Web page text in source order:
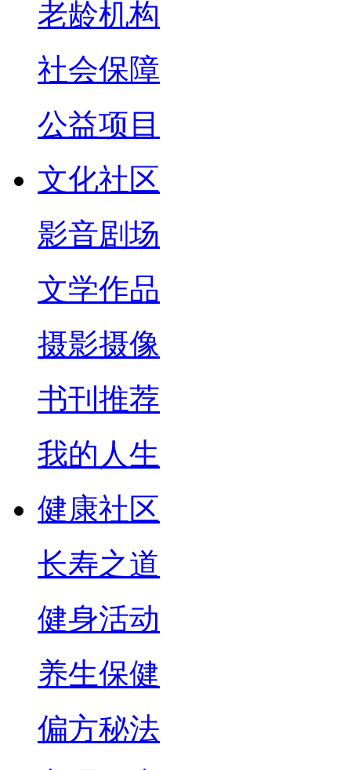
老龄机构
社会保障
公益项目
文化社区
影音剧场
文学作品
摄影摄像
书刊推荐
我的人生
健康社区
长寿之道
健身活动
养生保健
偏方秘法